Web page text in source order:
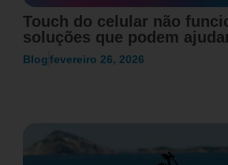
Touch do celular não
soluções que podem
Blogfevereiro 26, 2026